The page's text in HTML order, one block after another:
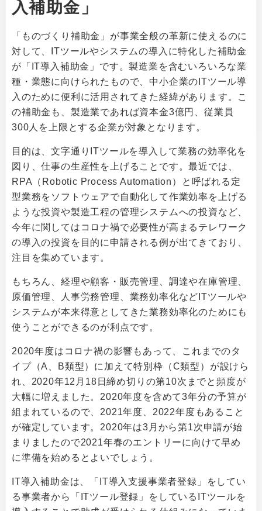
入補助金」
「ものづくり補助金」が事業全般の革新に使えるのに
対して、ITツールやシステムの導入に特化した補助金
が「IT導入補助金」です。製造業を含むいろいろな業
種・業態に向けられたもので、中小企業のITツール導
入のために便利に活用されてきた経緯があります。こ
の補助金も、製造業であれば資本金3億円、従業員
300人を上限とする企業が対象となります。
目的は、文字通りITツールを導入して業務の効率化を
図り、仕事の生産性を上げることです。最近では、
RPA（Robotic Process Automation）と呼ばれる定
型業務をソフトウェアで自動化して作業効率を上げる
ような投資や製造工程の管理システムへの投資など、
今年に関してはコロナ禍で必要性が高まるテレワーク
の導入の投資を目的に申請される例が出てきており、
注目を集めています。
もちろん、経理や顧客・販売管理、調達や在庫管理、
原価管理、人事労務管理、業務効率化などITツールや
システムが本来得意としてきた業務効率化のためにも
使うことができるのが利点です。
2020年度はコロナ禍の影響もあって、これまでのタ
イプ（A、B類型）に加えて特別枠（C類型）が設けら
れ、2020年12月18日締め切りの第10次までと頻度が
大幅に増えました。2020年度を含めて3年分の予算が
組まれているので、2021年度、2022年度もあること
が確定しています。2020年は3月から第1次申請が始
まりましたので2021年春のエントリーに向けて早め
に準備を始めるとよいでしょう。
IT導入補助金は、「IT導入支援事業者登録」をしてい
る事業者から「ITツール登録」をしているITツールを